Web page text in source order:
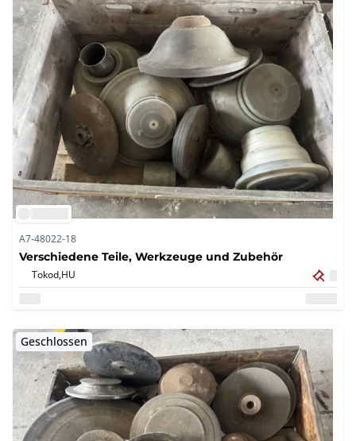
A7-48022-18
Verschiedene Teile, Werkzeuge und Zubehör
Tokod,HU
Geschlossen